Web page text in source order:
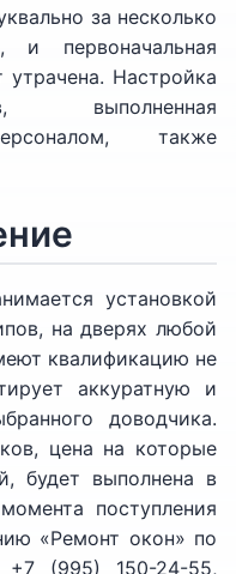
за несколько
и первоначальная
Настройка
выполненная
также
установкой
на дверях любой
квалификацию не
аккуратную и
доводчика.
цена на которые
будет выполнена в
поступления
«Ремонт окон» по
+7 (995) 150-24-55,